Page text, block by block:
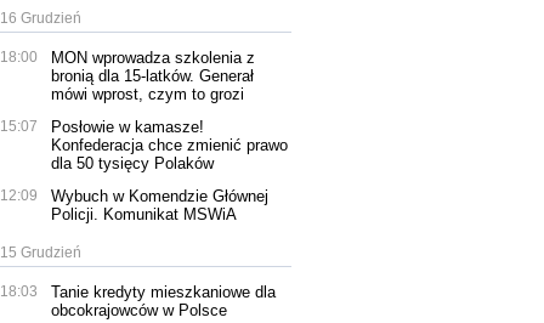
16 Grudzień
18:00
MON wprowadza szkolenia z
bronią dla 15-latków. Generał
mówi wprost, czym to grozi
15:07
Posłowie w kamasze!
Konfederacja chce zmienić prawo
dla 50 tysięcy Polaków
12:09
Wybuch w Komendzie Głównej
Policji. Komunikat MSWiA
15 Grudzień
18:03
Tanie kredyty mieszkaniowe dla
obcokrajowców w Polsce